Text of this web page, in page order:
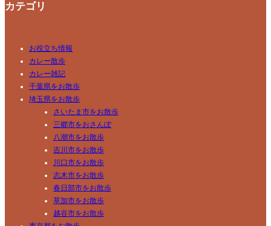
カテゴリ
お役立ち情報
カレー散歩
カレー雑記
千葉県をお散歩
埼玉県をお散歩
さいたま市をお散歩
三郷市をおさんぽ
八潮市をお散歩
吉川市をお散歩
川口市をお散歩
志木市をお散歩
春日部市をお散歩
草加市をお散歩
越谷市をお散歩